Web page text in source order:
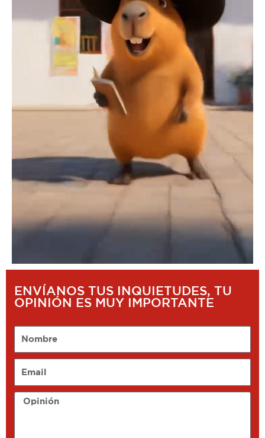
ENVÍANOS TUS INQUIETUDES, TU
OPINIÓN ES MUY IMPORTANTE
Opinión